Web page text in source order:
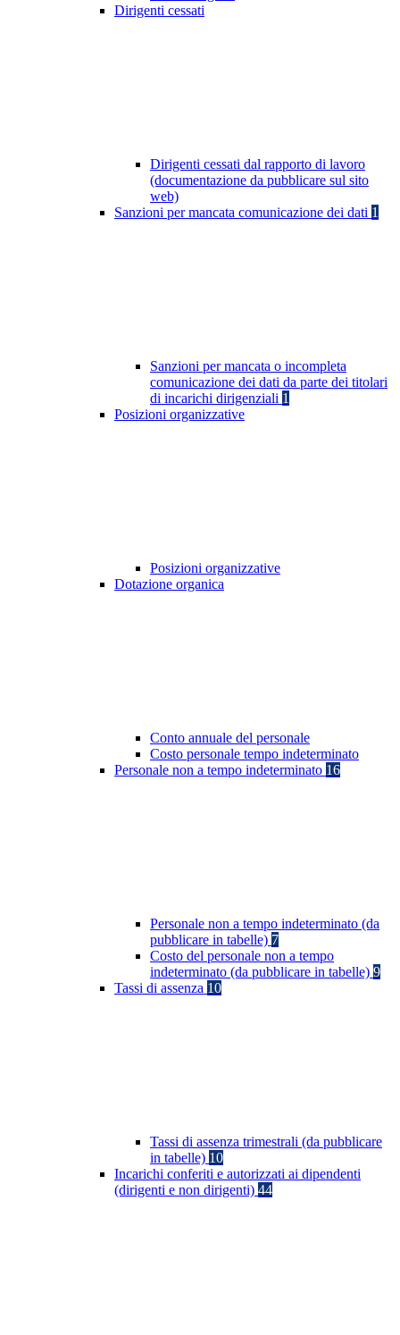
Dirigenti cessati
Dirigenti cessati dal rapporto di lavoro
(documentazione da pubblicare sul sito
web)
Sanzioni per mancata comunicazione dei dati 1
Sanzioni per mancata o incompleta
comunicazione dei dati da parte dei titolari
di incarichi dirigenziali 1
Posizioni organizzative
Posizioni organizzative
Dotazione organica
Conto annuale del personale
Costo personale tempo indeterminato
Personale non a tempo indeterminato 16
Personale non a tempo indeterminato (da
pubblicare in tabelle) 7
Costo del personale non a tempo
indeterminato (da pubblicare in tabelle) 9
Tassi di assenza 10
Tassi di assenza trimestrali (da pubblicare
in tabelle) 10
Incarichi conferiti e autorizzati ai dipendenti
(dirigenti e non dirigenti) 44